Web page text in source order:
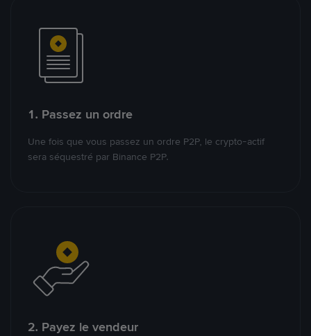
1. Passez un ordre
Une fois que vous passez un ordre P2P, le crypto-actif
sera séquestré par Binance P2P.
2. Payez le vendeur